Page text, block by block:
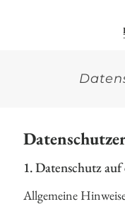
1. Datenschutz
Allgemeine